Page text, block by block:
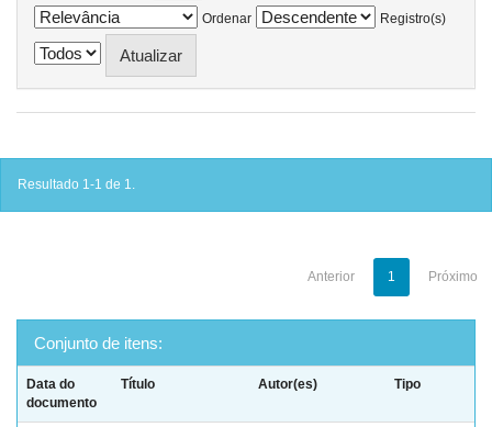
Ordenar
Registro(s)
Resultado 1-1 de 1.
Anterior 1 Próximo
Conjunto de itens:
Data do
documento
Título Autor(es) Tipo